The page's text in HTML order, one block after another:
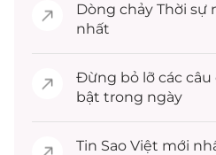
Dòng chảy Thời sự
nhất
Đừng bỏ lỡ các câu
bật trong ngày
Tin Sao Việt mới